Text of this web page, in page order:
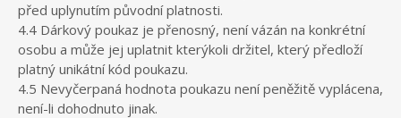
před uplynutím původní platnosti.
4.4 Dárkový poukaz je přenosný, není vázán na konkrétní
osobu a může jej uplatnit kterýkoli držitel, který předloží
platný unikátní kód poukazu.
4.5 Nevyčerpaná hodnota poukazu není peněžitě vyplácena,
není-li dohodnuto jinak.